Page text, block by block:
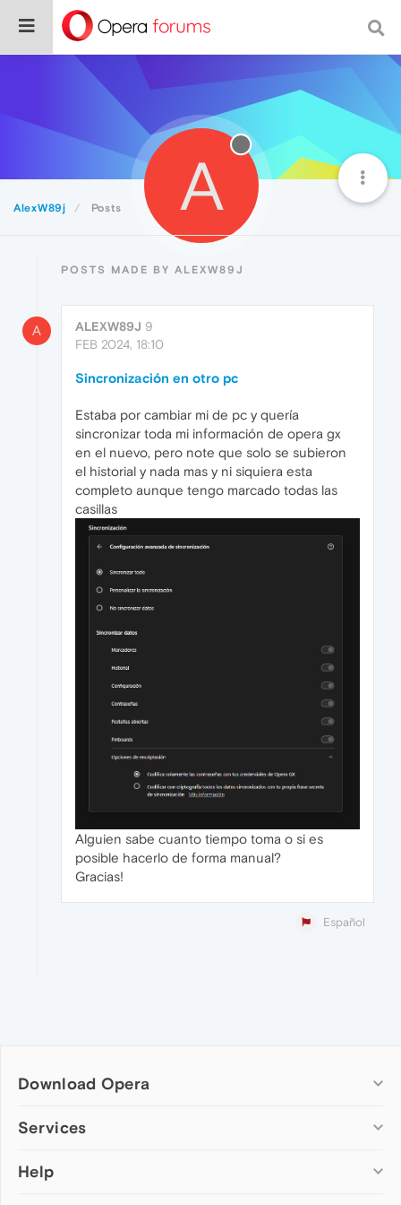
AlexW89j Posts A
POSTS MADE BY ALEXW89J
A ALEXW89J 9
FEB 2024, 18:10
Sincronización en otro pc
Estaba por cambiar mi de pc y quería
sincronizar toda mi información de opera gx
en el nuevo, pero note que solo se subieron
el historial y nada mas y ni siquiera esta
completo aunque tengo marcado todas las
casillas
Alguien sabe cuanto tiempo toma o si es
posible hacerlo de forma manual?
Gracias!
Español
Download Opera
Computer browsers
Opera for Mac
Services
Add-ons
Help